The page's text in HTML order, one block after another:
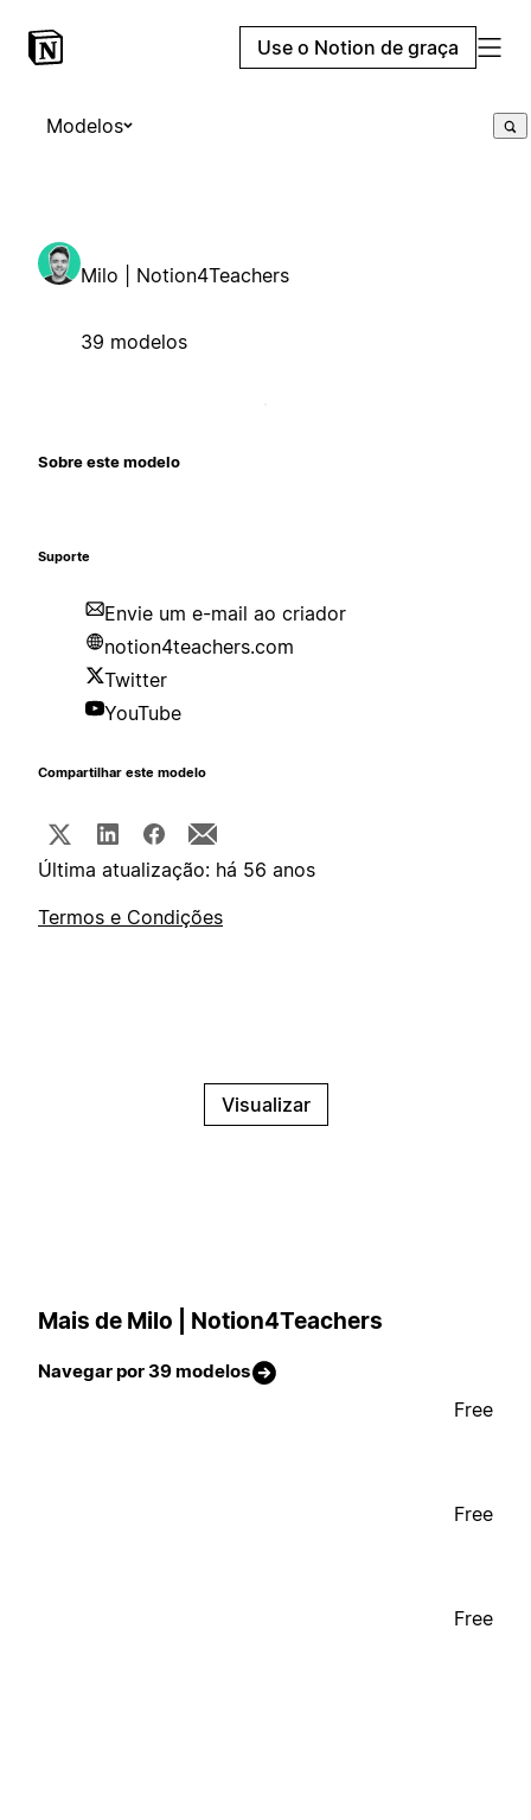
Use o Notion de graça
Modelos
Milo | Notion4Teachers
39 modelos
Sobre este modelo
Suporte
Envie um e-mail ao criador
notion4teachers.com
Twitter
YouTube
Compartilhar este modelo
Última atualização: há 56 anos
Termos e Condições
Visualizar
Mais de Milo | Notion4Teachers
Navegar por 39 modelos
Free
Free
Free